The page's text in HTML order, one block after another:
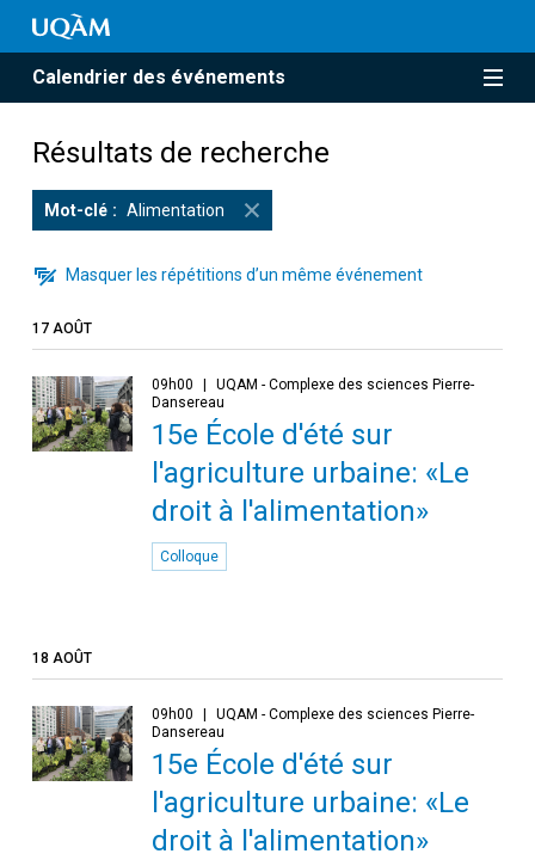
Calendrier des événements
Résultats de recherche
Mot-clé Alimentation
Masquer les répétitions d’un même événement
17 AOÛT
09h00
UQAM - Complexe des sciences Pierre-
Dansereau
15e École d'été sur
l'agriculture urbaine: «Le
droit à l'alimentation»
Colloque
18 AOÛT
09h00
UQAM - Complexe des sciences Pierre-
Dansereau
15e École d'été sur
l'agriculture urbaine: «Le
droit à l'alimentation»